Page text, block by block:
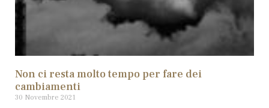
Non ci resta molto tempo per fare dei
cambiamenti
30 Novembre 2021